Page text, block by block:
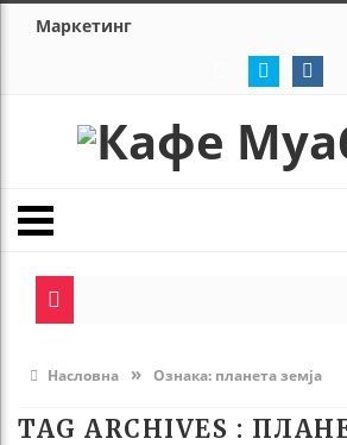
Маркетинг
Насловна » Ознака: планета земја
TAG ARCHIVES :